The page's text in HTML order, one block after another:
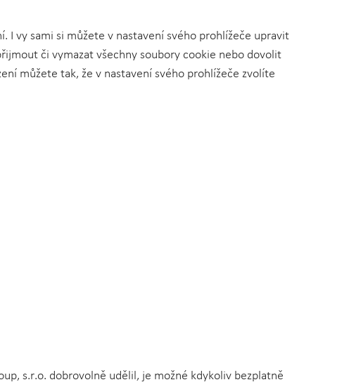
I vy sami si můžete v nastavení svého prohlížeče upravit
či vymazat všechny soubory cookie nebo dovolit
můžete tak, že v nastavení svého prohlížeče zvolíte
s.r.o. dobrovolně udělil, je možné kdykoliv bezplatně